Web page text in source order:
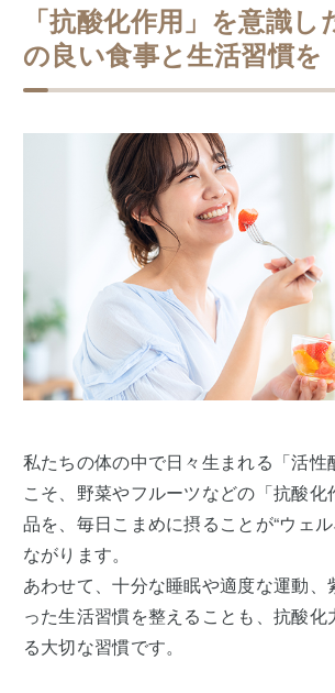
「抗酸化作用」を意識
の良い食事と生活習慣を
私たちの体の中で日々生まれる「活性
こそ、野菜やフルーツなどの「抗酸化
品を、毎日こまめに摂ることが“ウェ
ながります。
あわせて、十分な睡眠や適度な運動、
った生活習慣を整えることも、抗酸化
る大切な習慣です。